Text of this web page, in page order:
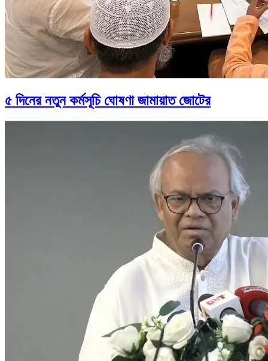
৫ দিনের নতুন কর্মসূচি ঘোষণা জামায়াত জোটের